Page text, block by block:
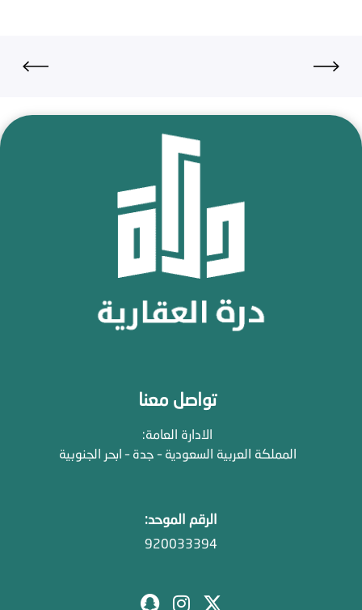
تواصل معنا
الادارة العامة:
المملكة العربية السعودية – جدة – ابحر الجنوبية
الرقم الموحد:
920033394